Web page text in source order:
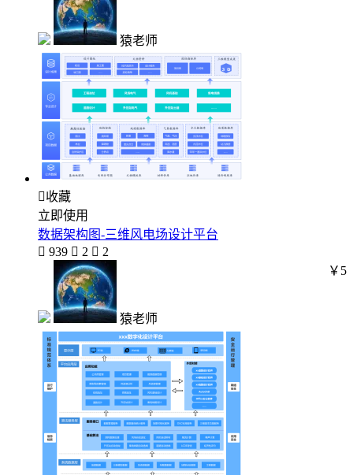
猿老师
收藏
立即使用
数据架构图-三维风电场设计平台
 939  2  2
猿老师
￥5